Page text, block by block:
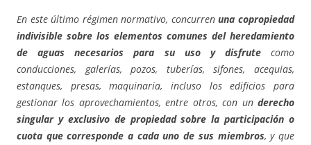
En este último régimen normativo, concurrenuna copropiedad
indivisible sobre los elementos comunes del heredamiento
de aguas necesarios para su uso y disfrutecomo
conducciones, galerías, pozos, tuberías, sifones, acequias,
estanques, presas, maquinaria, incluso los edificios para
gestionar los aprovechamientos, entre otros, con un derecho
singular y exclusivo de propiedad sobre la participación o
cuota que corresponde a cada uno de sus miembros, y que